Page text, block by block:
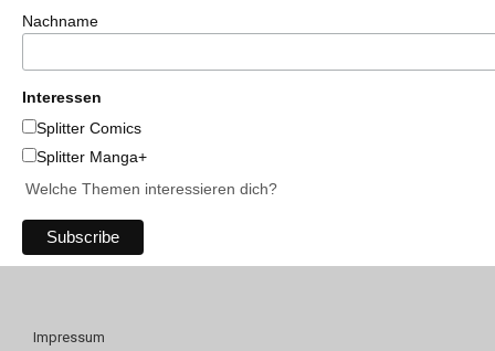
Nachname
Interessen
Splitter Comics
Splitter Manga+
Welche Themen interessieren dich?
Impressum